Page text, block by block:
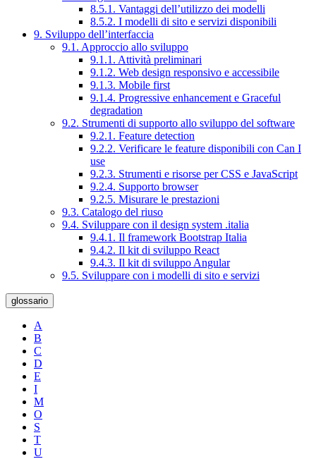
8.5.1. Vantaggi dell’utilizzo dei modelli
8.5.2. I modelli di sito e servizi disponibili
9. Sviluppo dell’interfaccia
9.1. Approccio allo sviluppo
9.1.1. Attività preliminari
9.1.2. Web design responsivo e accessibile
9.1.3. Mobile first
9.1.4. Progressive enhancement e Graceful
degradation
9.2. Strumenti di supporto allo sviluppo del software
9.2.1. Feature detection
9.2.2. Verificare le feature disponibili con Can I
use
9.2.3. Strumenti e risorse per CSS e JavaScript
9.2.4. Supporto browser
9.2.5. Misurare le prestazioni
9.3. Catalogo del riuso
9.4. Sviluppare con il design system .italia
9.4.1. Il framework Bootstrap Italia
9.4.2. Il kit di sviluppo React
9.4.3. Il kit di sviluppo Angular
9.5. Sviluppare con i modelli di sito e servizi
glossario
A
B
C
D
E
I
M
O
S
T
U